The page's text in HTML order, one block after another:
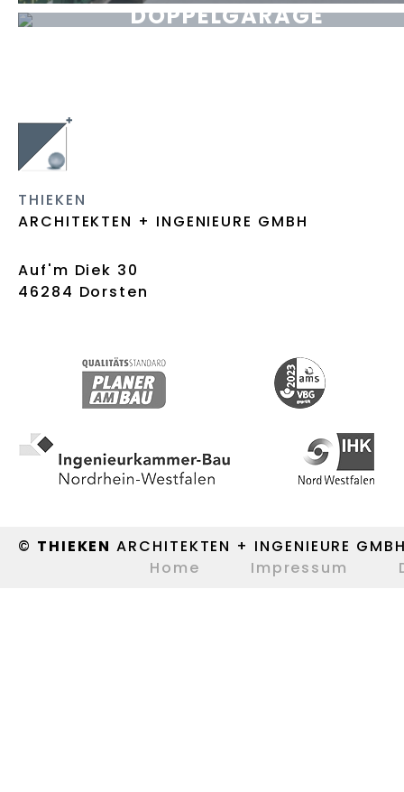
DOPPELGARAGE
THIEKEN
ARCHITEKTEN + INGENIEURE GMBH
Auf'm Diek 30
46284 Dorsten
© THIEKEN ARCHITEKTEN + INGENIEURE
Home
Impressum